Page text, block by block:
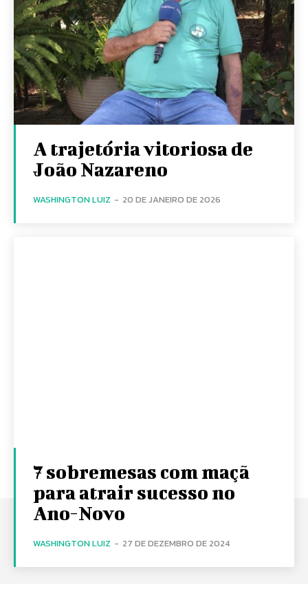
A trajetória vitoriosa de
João Nazareno
WASHINGTON LUIZ - 20 DE JANEIRO DE 2026
7 sobremesas com maçã
para atrair sucesso no
Ano-Novo
WASHINGTON LUIZ - 27 DE DEZEMBRO DE 2024